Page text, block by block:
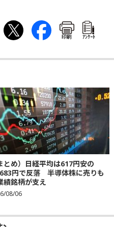
印刷 ｱﾝｹｰﾄ
とめ）日経平均は617円安の
円で反落 半導体株に売りも
績銘柄が支え
08/06